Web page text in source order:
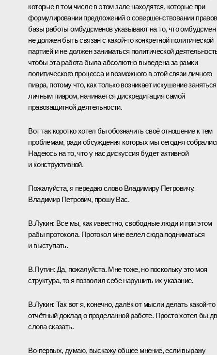
которые в том числе в этом зале находятся, которые при
формулировании предложений о совершенствовании
базы работы омбудсменов указывают на то, что омбудсмен
не должен быть связан с какой‑то конкретной политической
партией и не должен заниматься политической
чтобы эта работа была абсолютно выведена за рамки
политического процесса и возможного в этой связи личного
пиара, потому что, как только возникает искушение заняться
личным пиаром, начинается дискредитация самой
правозащитной деятельности.
Вот так коротко хотел бы обозначить своё отношение к тем
проблемам, ради обсуждения которых мы сегодня
Надеюсь на то, что у нас дискуссия будет активной
и конструктивной.
Пожалуйста, я передаю слово Владимиру Петровичу.
Владимир Петрович, прошу Вас.
В.Лукин: Все мы, как известно, свободные люди и при этом
рабы протокола. Протокол мне велел сюда подниматься
и выступать.
В.Путин: Да, пожалуйста. Мне тоже, но поскольку это моя
структура, то я позволил себе нарушить их указание.
В.Лукин: Так вот я, конечно, далёк от мысли делать какой‑то
отчётный доклад о проделанной работе. Просто хотел бы
слова сказать.
Во‑первых, думаю, выскажу общее мнение, если выражу